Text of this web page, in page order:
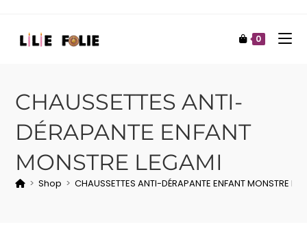
0
CHAUSSETTES ANTI-
DÉRAPANTE ENFANT
MONSTRE LEGAMI
> Shop > CHAUSSETTES ANTI-DÉRAPANTE ENFANT MONSTRE